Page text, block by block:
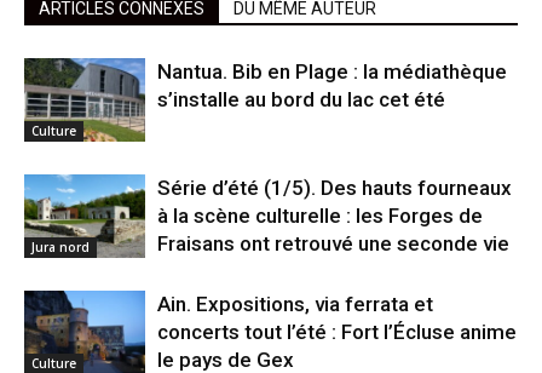
ARTICLES CONNEXES DU MÊME AUTEUR
Culture
Nantua. Bib en Plage : la médiathèque
s’installe au bord du lac cet été
Jura nord
Série d’été (1/5). Des hauts fourneaux
à la scène culturelle : les Forges de
Fraisans ont retrouvé une seconde vie
Culture
Ain. Expositions, via ferrata et
concerts tout l’été : Fort l’Écluse anime
le pays de Gex